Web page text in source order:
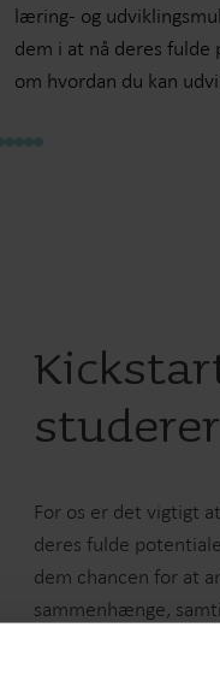
læring- og
dem i at nå deres
om hvordan du kan
studerer
For os er det vigtigt
deres fulde
dem chancen for at
sammenhænge,